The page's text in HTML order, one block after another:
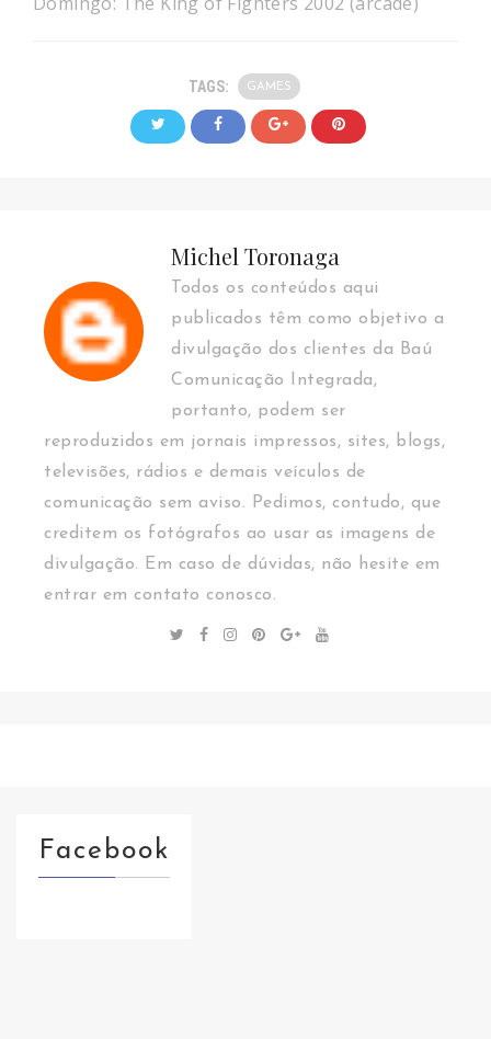
TAGS: GAMES
Michel Toronaga
Todos os conteúdos aqui
publicados têm como objetivo a
divulgação dos clientes da Baú
Comunicação Integrada,
portanto, podem ser
reproduzidos em jornais impressos, sites, blogs,
televisões, rádios e demais veículos de
comunicação sem aviso. Pedimos, contudo, que
creditem os fotógrafos ao usar as imagens de
divulgação. Em caso de dúvidas, não hesite em
entrar em contato conosco.
Facebook